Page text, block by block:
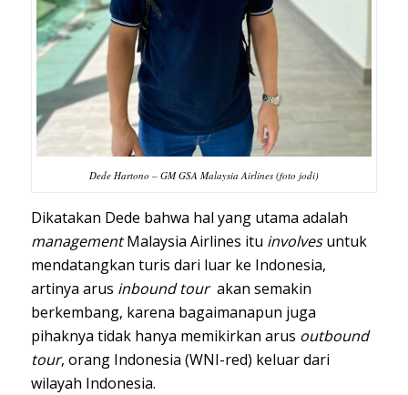
Dede Hartono – GM GSA Malaysia Airlines (foto jodi)
Dikatakan Dede bahwa hal yang utama adalah
managementMalaysia Airlines itu involvesuntuk
mendatangkan turis dari luar ke Indonesia,
artinya arus inbound tourakan semakin
berkembang, karena bagaimanapun juga
pihaknya tidak hanya memikirkan arus outbound
tour, orang Indonesia (WNI-red) keluar dari
wilayah Indonesia.